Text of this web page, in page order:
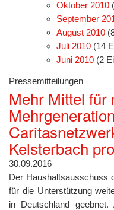
Oktober 2010
September
August 2010
Juli 2010 (14
Juni 2010 (2
Pressemitteilungen
Mehr Mittel für
Kelsterbach
30.09.2016
Der Haushaltsausschuss
für die Unterstützung
in Deutschland